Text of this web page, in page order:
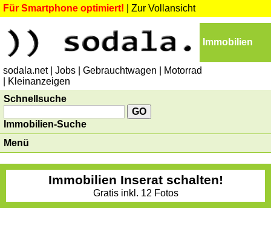
Für Smartphone optimiert! Zur Vollansicht
Immobilien
sodala.net | Jobs | Gebrauchtwagen
| Motorrad
| Kleinanzeigen
Schnellsuche
Immobilien-Suche
Menü
Immobilien Inserat schalten!
Gratis inkl. 12 Fotos